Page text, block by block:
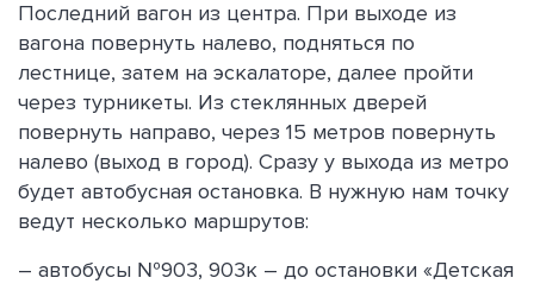
Последний вагон из центра. При выходе из
вагона повернуть налево, подняться по
лестнице, затем на эскалаторе, далее пройти
через турникеты. Из стеклянных дверей
повернуть направо, через 15 метров повернуть
налево (выход в город). Сразу у выхода из метро
будет автобусная остановка. В нужную нам точку
ведут несколько маршрутов:
– автобусы №903, 903к – до остановки «Детская